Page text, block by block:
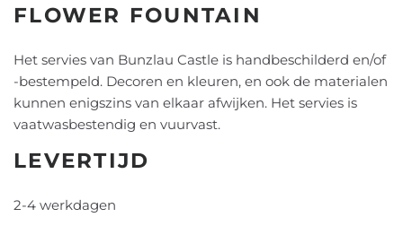
FLOWER FOUNTAIN
Het servies van Bunzlau Castle is handbeschilderd en/of
-bestempeld. Decoren en kleuren, en ook de materialen
kunnen enigszins van elkaar afwijken. Het servies is
vaatwasbestendig en vuurvast.
LEVERTIJD
2-4 werkdagen